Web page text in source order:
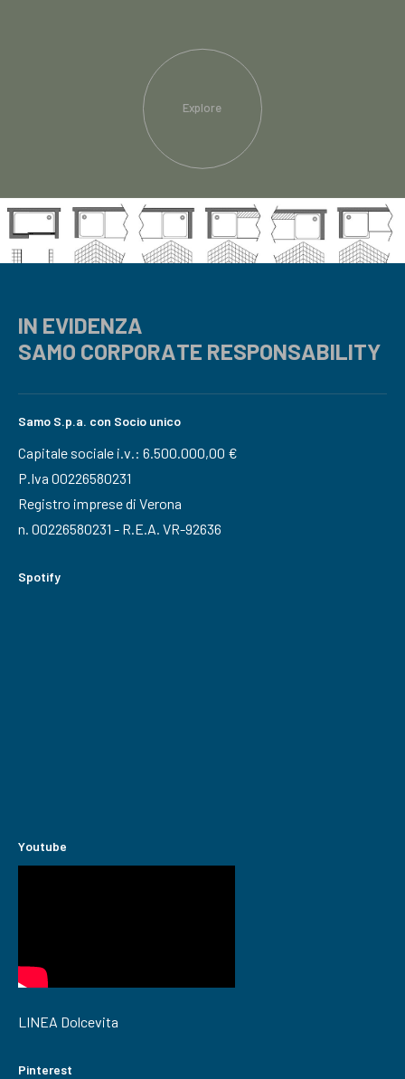
Explore
IN EVIDENZA
SAMO CORPORATE RESPONSABILITY
Samo S.p.a. con Socio unico
Capitale sociale i.v.: 6.500.000,00 €
P.Iva 00226580231
Registro imprese di Verona
n. 00226580231 - R.E.A. VR-92636
Spotify
Youtube
LINEA Dolcevita
Pinterest